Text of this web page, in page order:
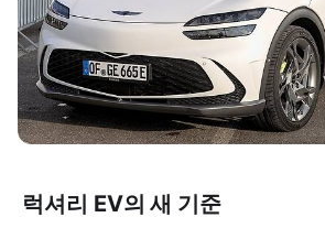
럭셔리 EV의 새 기준